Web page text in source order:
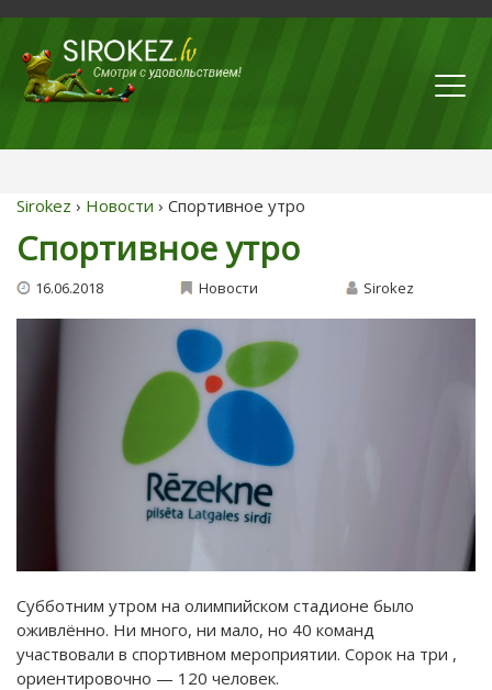
Sirokez › Новости › Спортивное утро
Спортивное утро
16.06.2018 Новости Sirokez
Субботним утром на олимпийском стадионе было
оживлённо. Ни много, ни мало, но 40 команд
участвовали в спортивном мероприятии. Сорок на три ,
ориентировочно — 120 человек.